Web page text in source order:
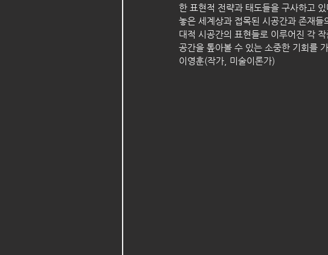
한 표현적 전략과 태도들을 구사하고
놓은 세계상과 접목된 시공간과 존재
대적 시공간의 표현들로 이루어진 각
공간을 톺아볼 수 있는 소중한 기회를
이영훈(작가, 미술이론가)